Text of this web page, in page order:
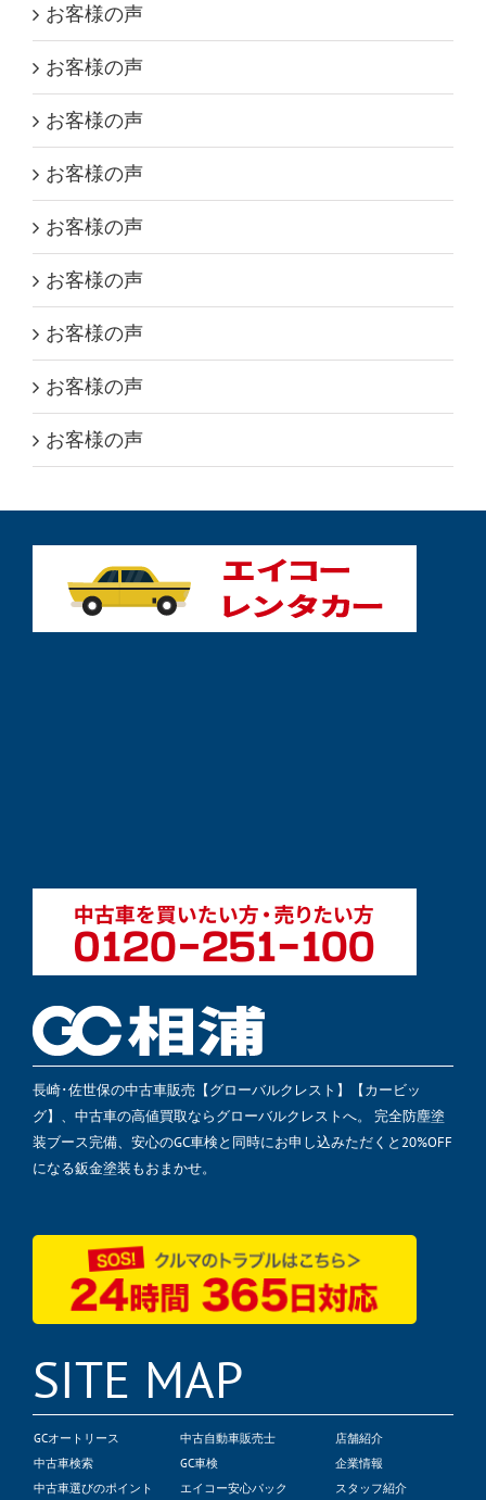
お客様の声
お客様の声
お客様の声
お客様の声
お客様の声
お客様の声
お客様の声
お客様の声
お客様の声
長崎･佐世保の中古車販売【グローバルクレスト】【カービッ
グ】、中古車の高値買取ならグローバルクレストへ。 完全防塵塗
装ブース完備、安心のGC車検と同時にお申し込みただくと20%OFF
になる鈑金塗装もおまかせ。
SITE MAP
GCオートリース
中古車検索
中古車選びのポイント
中古自動車販売士
GC車検
エイコー安心パック
店舗紹介
企業情報
スタッフ紹介